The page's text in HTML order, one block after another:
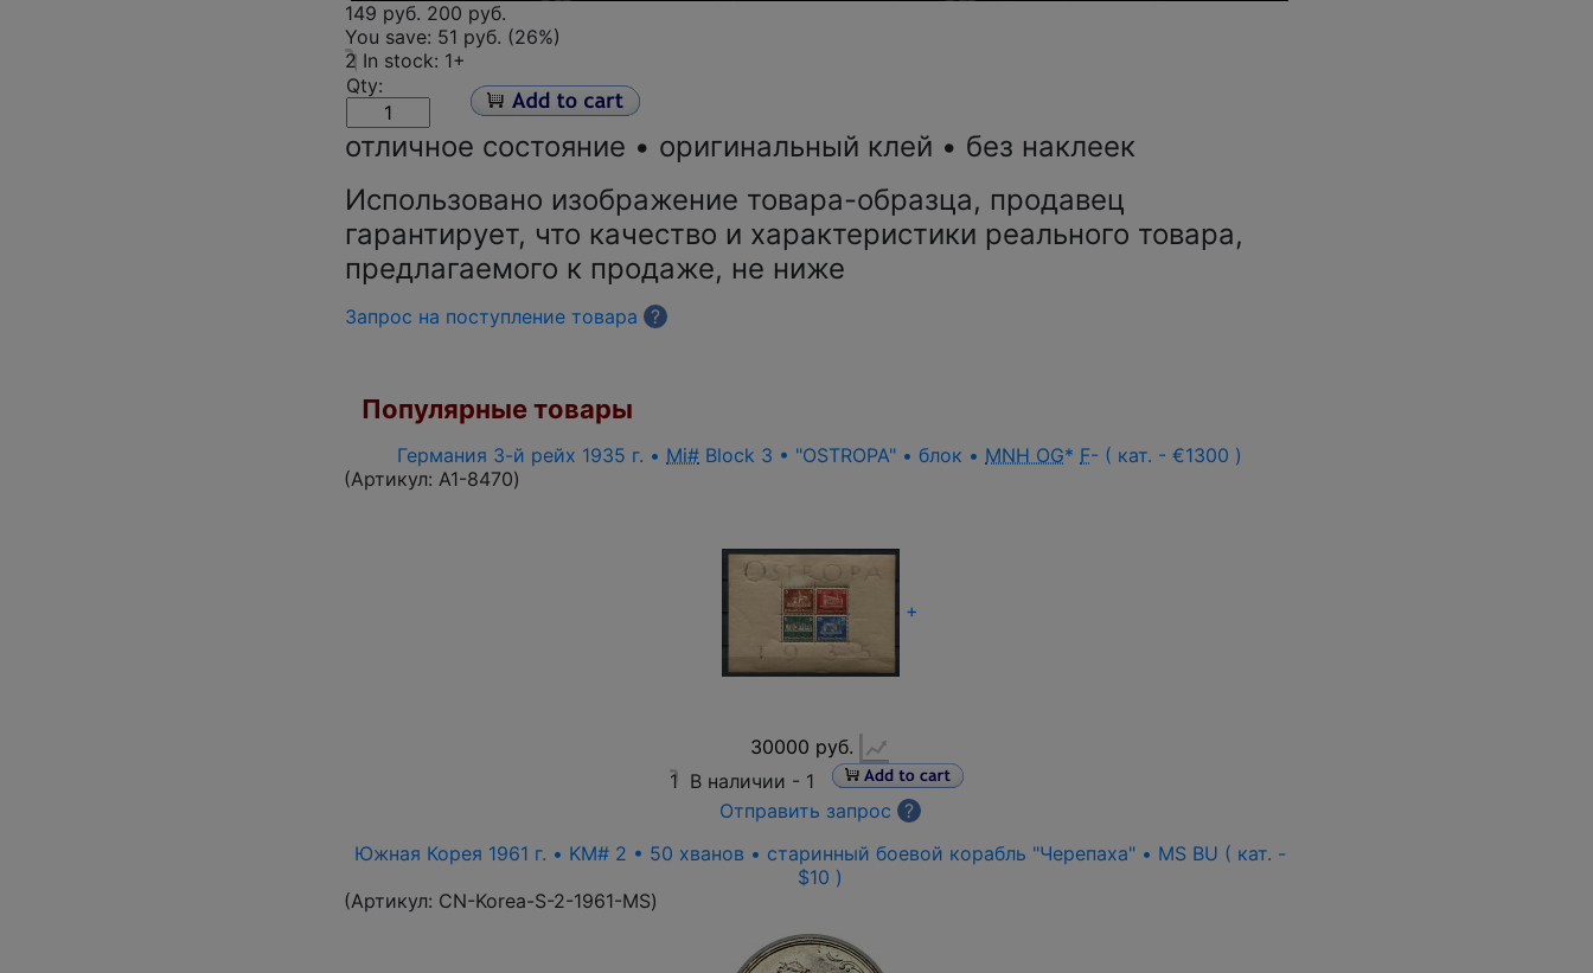
149 руб. 200 руб.
You save: 51 руб. (26%)
2 In stock: 1+
Qty:
отличное состояние • оригинальный клей • без наклеек
Использовано изображение товара-образца, продавец
гарантирует, что качество и характеристики реального товара,
предлагаемого к продаже, не ниже
Запрос на поступление товара ?
Популярные товары
Германия 3-й рейх 1935 г. • Mi# Block 3 • "OSTROPA" • блок • MNH OG* F- ( кат. - €1300 )
(Артикул: A1-8470)
+
30000 руб.
1 В наличии - 1
Отправить запрос
?
Южная Корея 1961 г. • KM# 2 • 50 хванов • старинный боевой корабль "Черепаха" • MS BU ( кат. -
$10 )
(Артикул: CN-Korea-S-2-1961-MS)